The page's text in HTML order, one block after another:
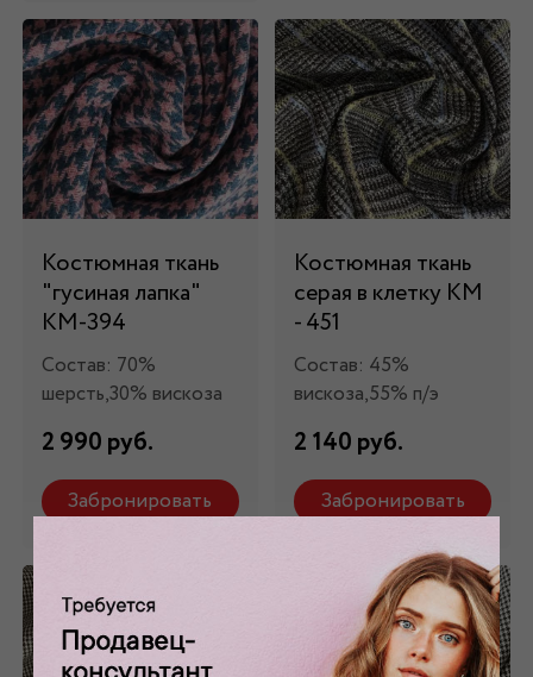
Костюмная ткань
"гусиная лапка"
КМ-394
Состав: 70%
шерсть,30% вискоза
2 990 руб.
Забронировать
Костюмная ткань
серая в клетку КМ
- 451
Состав: 45%
вискоза,55% п/э
2 140 руб.
Забронировать